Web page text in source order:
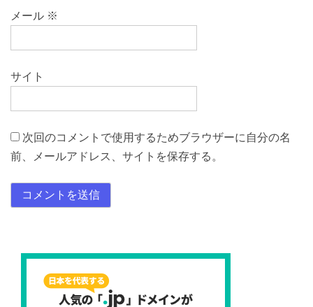
メール ※
サイト
次回のコメントで使用するためブラウザーに自分の名
前、メールアドレス、サイトを保存する。